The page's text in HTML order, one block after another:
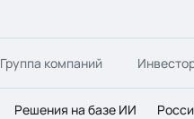
Группа компаний
Решения на базе ИИ